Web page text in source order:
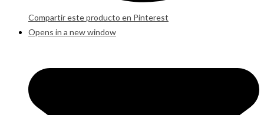
Compartir este producto en Pinterest
Opens in a new window